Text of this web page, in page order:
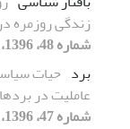
زندگی
شماره 48، 1396، صفحه 55-74]
برد حیات
عاملیت در
شماره 47، 1396، صفحه 123-152]